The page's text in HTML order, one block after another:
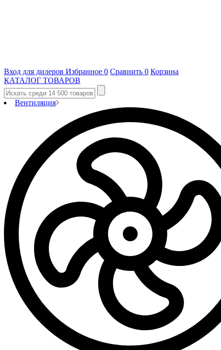
Вход для дилеров Избранное 0 Сравнить 0 Корзина
КАТАЛОГ ТОВАРОВ
Вентиляция